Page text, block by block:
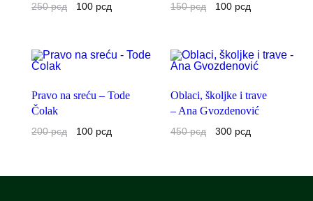
250рсд 100 рсд 150рсд 100 рсд
Pravo na sreću – Tode
Čolak
200рсд 100 рсд
Oblaci, školjke i trave
– Ana Gvozdenović
450рсд 300 рсд